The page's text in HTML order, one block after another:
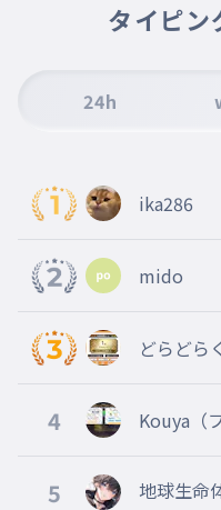
タイピン
24h
ika286
mido
どらどら
4 Kouya（
5
地球生